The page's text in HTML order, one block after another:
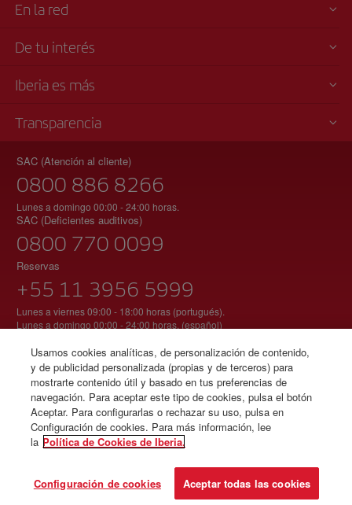
En la red
De tu interés
Iberia es más
Transparencia
SAC (Atención al cliente)
0800 886 8266
Lunes a domingo 00:00 - 24:00 horas.
SAC (Deficientes auditivos)
0800 770 0099
Reservas
+55 11 3956 5999
Lunes a viernes 09:00 - 18:00 horas (portugués).
Lunes a domingo 00:00 - 24:00 horas. (español)
© Iberia 2026
Usamos cookies analíticas, de personalización de contenido,
y de publicidad personalizada (propias y de terceros) para
mostrarte contenido útil y basado en tus preferencias de
navegación. Para aceptar este tipo de cookies, pulsa el botón
Aceptar. Para configurarlas o rechazar su uso, pulsa en
Configuración de cookies. Para más información, lee
la Política de Cookies de Iberia.
Configuración de cookies Aceptar todas las cookies